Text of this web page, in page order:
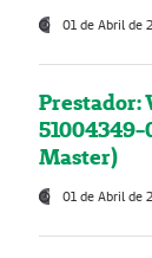
01 de Abril de
Prestador:
51004349-
Master)
01 de Abril de